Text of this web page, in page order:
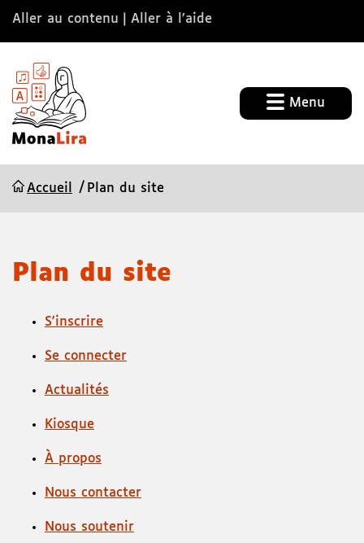
Aller au contenu Aller à l’aide
Menu
Accueil Plan du site
Plan du site
S'inscrire
Se connecter
Actualités
Kiosque
À propos
Nous contacter
Nous soutenir